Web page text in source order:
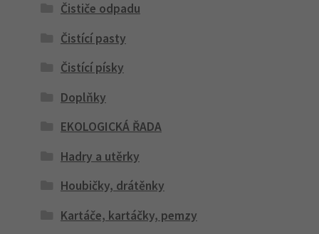
Čističe odpadu
Čistící pasty
Čistící písky
Doplňky
EKOLOGICKÁ ŘADA
Hadry a utěrky
Houbičky, drátěnky
Kartáče, kartáčky, pemzy